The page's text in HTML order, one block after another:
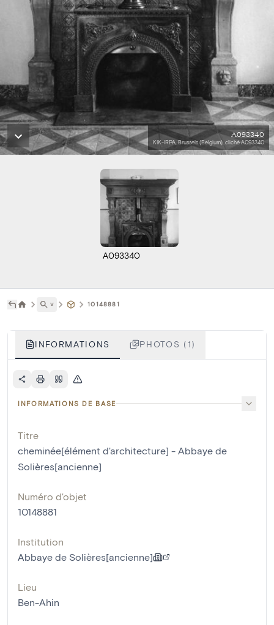
A093340
KIK-IRPA, Brussels (Belgium), cliché A093340
A093340
˅ 10148881
INFORMATIONS PHOTOS (1)
INFORMATIONS DE BASE
Titre
cheminée[élément d'architecture] - Abbaye de
Solières[ancienne]
Numéro d'objet
10148881
Institution
Abbaye de Solières[ancienne]
Lieu
Ben-Ahin